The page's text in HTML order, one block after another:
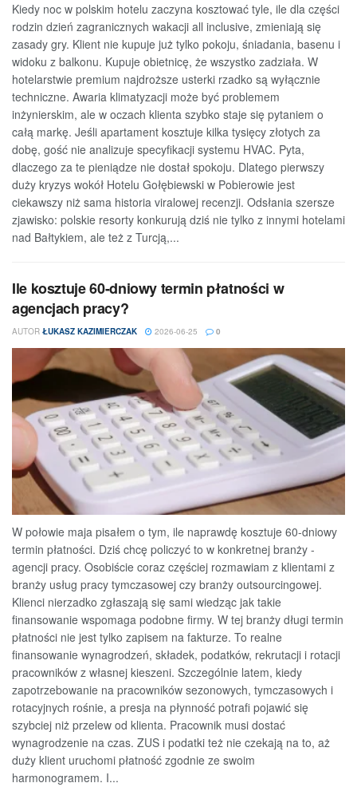
Kiedy noc w polskim hotelu zaczyna kosztować tyle, ile dla części
rodzin dzień zagranicznych wakacji all inclusive, zmieniają się
zasady gry. Klient nie kupuje już tylko pokoju, śniadania, basenu i
widoku z balkonu. Kupuje obietnicę, że wszystko zadziała. W
hotelarstwie premium najdroższe usterki rzadko są wyłącznie
techniczne. Awaria klimatyzacji może być problemem
inżynierskim, ale w oczach klienta szybko staje się pytaniem o
całą markę. Jeśli apartament kosztuje kilka tysięcy złotych za
dobę, gość nie analizuje specyfikacji systemu HVAC. Pyta,
dlaczego za te pieniądze nie dostał spokoju. Dlatego pierwszy
duży kryzys wokół Hotelu Gołębiewski w Pobierowie jest
ciekawszy niż sama historia viralowej recenzji. Odsłania szersze
zjawisko: polskie resorty konkurują dziś nie tylko z innymi hotelami
nad Bałtykiem, ale też z Turcją,...
Ile kosztuje 60-dniowy termin płatności w
agencjach pracy?
AUTOR ŁUKASZ KAZIMIERCZAK 2026-06-25 0
W połowie maja pisałem o tym, ile naprawdę kosztuje 60-dniowy
termin płatności. Dziś chcę policzyć to w konkretnej branży -
agencji pracy. Osobiście coraz częściej rozmawiam z klientami z
branży usług pracy tymczasowej czy branży outsourcingowej.
Klienci nierzadko zgłaszają się sami wiedząc jak takie
finansowanie wspomaga podobne firmy. W tej branży długi termin
płatności nie jest tylko zapisem na fakturze. To realne
finansowanie wynagrodzeń, składek, podatków, rekrutacji i rotacji
pracowników z własnej kieszeni. Szczególnie latem, kiedy
zapotrzebowanie na pracowników sezonowych, tymczasowych i
rotacyjnych rośnie, a presja na płynność potrafi pojawić się
szybciej niż przelew od klienta. Pracownik musi dostać
wynagrodzenie na czas. ZUS i podatki też nie czekają na to, aż
duży klient uruchomi płatność zgodnie ze swoim
harmonogramem. I...